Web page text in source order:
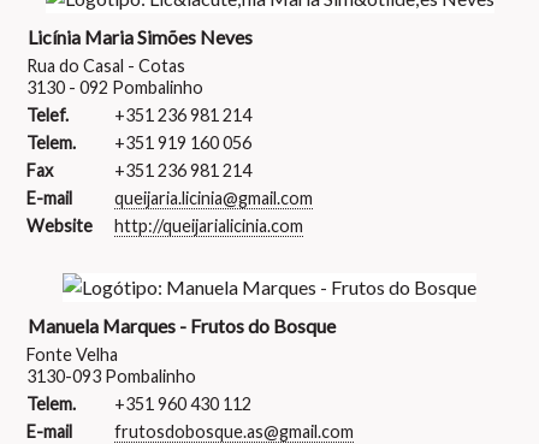
Licínia Maria Simões Neves
Rua do Casal - Cotas
3130 - 092 Pombalinho
Telef.
+351 236 981 214
Telem.
+351 919 160 056
Fax
+351 236 981 214
E-mail
queijaria.licinia@gmail.com
Website
http://queijarialicinia.com
Manuela Marques - Frutos do Bosque
Fonte Velha
3130-093 Pombalinho
Telem.
+351 960 430 112
E-mail
frutosdobosque.as@gmail.com